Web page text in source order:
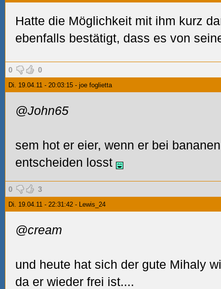
Hatte die Möglichkeit mit ihm kurz
ebenfalls bestätigt, dass es von
0 0
Di. 19.04.11 - 20:03:15 - joe foglietta
@John65
sem hot er eier, wenn er bei
entscheiden losst
0 3
Di. 19.04.11 - 22:31:42 - Lewis_24
@cream
und heute hat sich der gute Mihaly
da er wieder frei ist....